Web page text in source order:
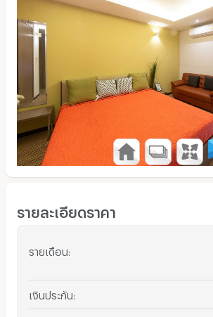
รายละเอียดราคา
รายเดือน
เงินประกัน